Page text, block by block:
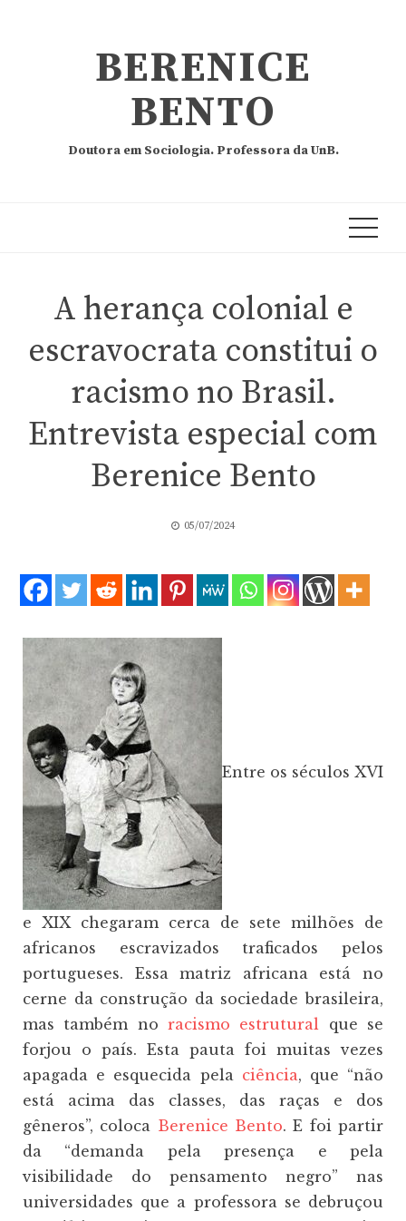
BERENICE
BENTO
Doutora em Sociologia. Professora da UnB.
A herança colonial e
escravocrata constitui o
racismo no Brasil.
Entrevista especial com
Berenice Bento
05/07/2024
Entre os séculos XVI
e XIX chegaram cerca de sete milhões de
africanos escravizados traficados pelos
portugueses. Essa matriz africana está no
cerne da construção da sociedade brasileira,
mas também no racismo estrutural que se
forjou o país. Esta pauta foi muitas vezes
apagada e esquecida pela ciência, que “não
está acima das classes, das raças e dos
gêneros”, coloca Berenice Bento. E foi partir
da “demanda pela presença e pela
visibilidade do pensamento negro” nas
universidades que a professora se debruçou